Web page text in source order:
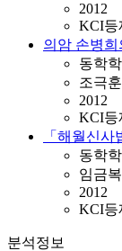
2012
KCI등
의암 손병희
동학
조극훈
2012
KCI등
「해월신
동학
임금복
2012
KCI등
분석정보